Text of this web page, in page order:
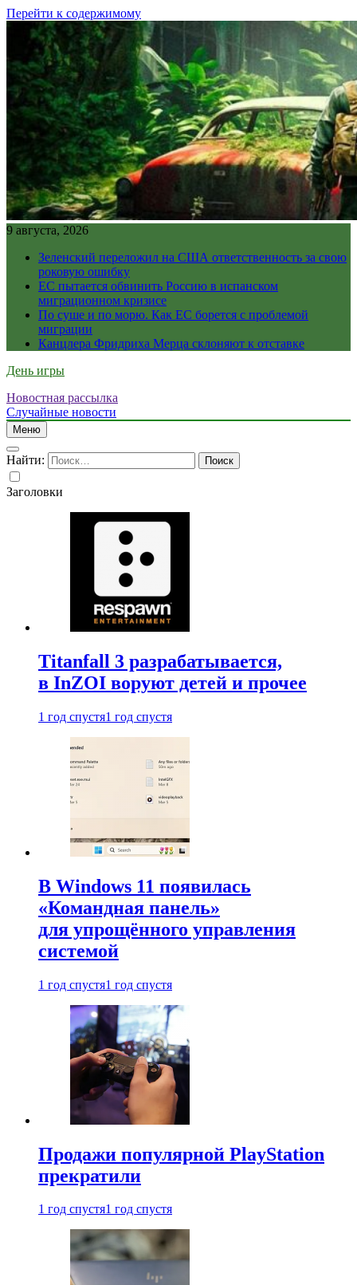
Перейти к содержимому
9 августа, 2026
Зеленский переложил на США ответственность за свою
роковую ошибку
ЕС пытается обвинить Россию в испанском
миграционном кризисе
По суше и по морю. Как ЕС борется с проблемой
миграции
Канцлера Фридриха Мерца склоняют к отставке
День игры
Новостная рассылка
Случайные новости
Меню
Найти:
Заголовки
Titanfall 3 разрабатывается,
в InZOI воруют детей и прочее
1 год спустя1 год спустя
В Windows 11 появилась
«Командная панель»
для упрощённого управления
системой
1 год спустя1 год спустя
Продажи популярной PlayStation
прекратили
1 год спустя1 год спустя